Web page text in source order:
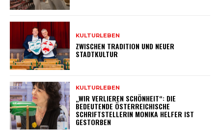
KULTURLEBEN
ZWISCHEN TRADITION UND NEUER
STADTKULTUR
KULTURLEBEN
„WIR VERLIEREN SCHÖNHEIT“: DIE
BEDEUTENDE ÖSTERREICHISCHE
SCHRIFTSTELLERIN MONIKA HELFER IST
GESTORBEN